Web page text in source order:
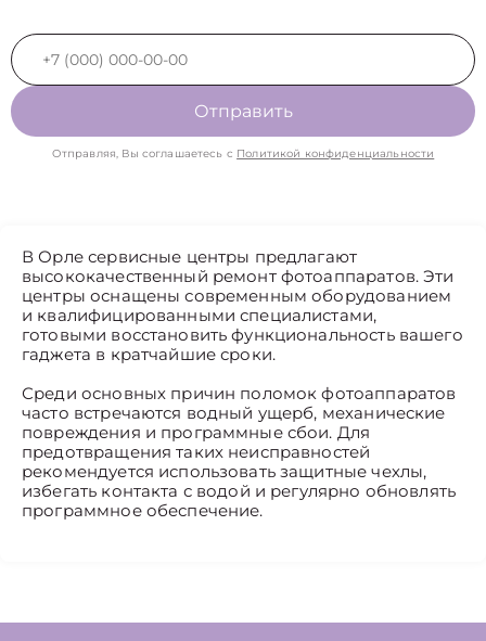
Отправить
Отправляя, Вы соглашаетесь с Политикой конфиденциальности
В Орле сервисные центры предлагают
высококачественный ремонт фотоаппаратов. Эти
центры оснащены современным оборудованием
и квалифицированными специалистами,
готовыми восстановить функциональность вашего
гаджета в кратчайшие сроки.
Среди основных причин поломок фотоаппаратов
часто встречаются водный ущерб, механические
повреждения и программные сбои. Для
предотвращения таких неисправностей
рекомендуется использовать защитные чехлы,
избегать контакта с водой и регулярно обновлять
программное обеспечение.